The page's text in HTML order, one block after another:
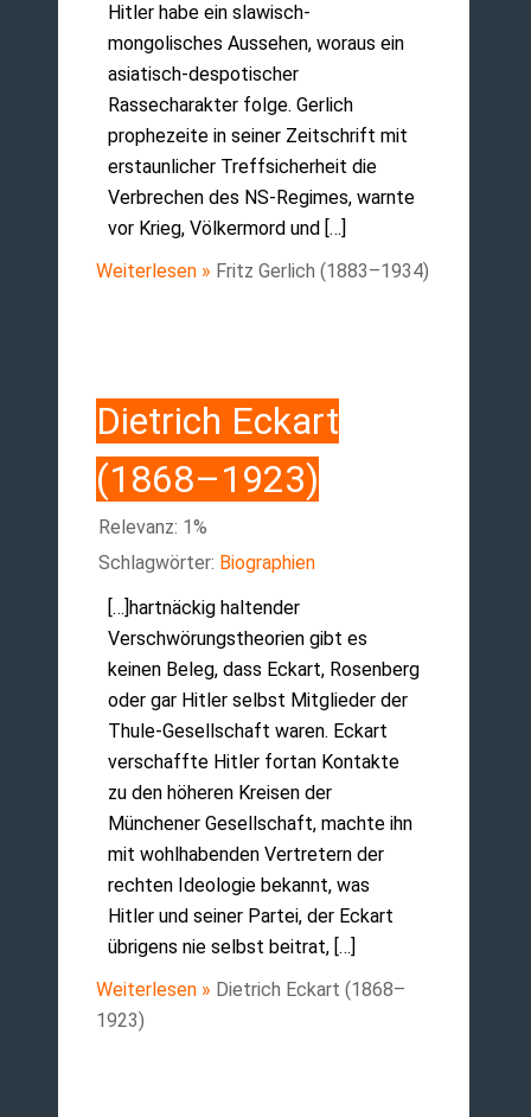
Hitler habe ein slawisch-
mongolisches Aussehen, woraus ein
asiatisch-despotischer
Rassecharakter folge. Gerlich
prophezeite in seiner Zeitschrift mit
erstaunlicher Treffsicherheit die
Verbrechen des NS-Regimes, warnte
vor Krieg, Völkermord und […]
Weiterlesen » Fritz Gerlich (1883–1934)
Dietrich Eckart
(1868–1923)
Relevanz: 1%
Schlagwörter: Biographien
[…]hartnäckig haltender
Verschwörungstheorien gibt es
keinen Beleg, dass Eckart, Rosenberg
oder gar Hitler selbst Mitglieder der
Thule-Gesellschaft waren. Eckart
verschaffte Hitler fortan Kontakte
zu den höheren Kreisen der
Münchener Gesellschaft, machte ihn
mit wohlhabenden Vertretern der
rechten Ideologie bekannt, was
Hitler und seiner Partei, der Eckart
übrigens nie selbst beitrat, […]
Weiterlesen » Dietrich Eckart (1868–
1923)